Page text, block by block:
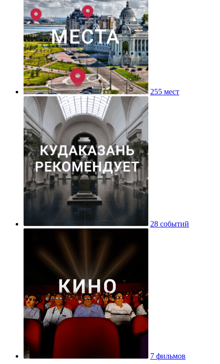
255 мест
28 событий
7 фильмов